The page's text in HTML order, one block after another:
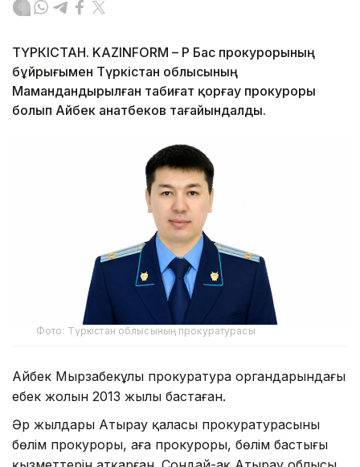
ТҮРКІСТАН. KAZINFORM – ҚР Бас прокурорының
бұйрығымен Түркістан облысының
Мамандандырылған табиғат қорғау прокуроры
болып Айбек Қанатбеков тағайындалды.
Фото: Түркістан облысының прокуратурасы
Айбек Мырзабекұлы прокуратура органдарындағы
еңбек жолын 2013 жылы бастаған.
Әр жылдары Атырау қаласы прокуратурасының
бөлім прокуроры, аға прокуроры, бөлім бастығы